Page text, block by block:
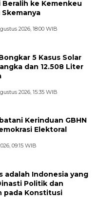
Beralih ke Kemenkeu
2026, 18:00 WIB
5 Kasus Solar
dan 12.508 Liter
2026, 15:35 WIB
Kerinduan GBHN
Elektoral
09:15 WIB
adalah Indonesia yang
Politik dan
pada Konstitusi